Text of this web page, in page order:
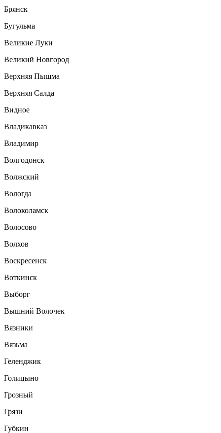
Брянск
Бугульма
Великие Луки
Великий Новгород
Верхняя Пышма
Верхняя Салда
Видное
Владикавказ
Владимир
Волгодонск
Волжский
Вологда
Волоколамск
Волосово
Волхов
Воскресенск
Воткинск
Выборг
Вышний Волочек
Вязники
Вязьма
Геленджик
Голицыно
Грозный
Грязи
Губкин